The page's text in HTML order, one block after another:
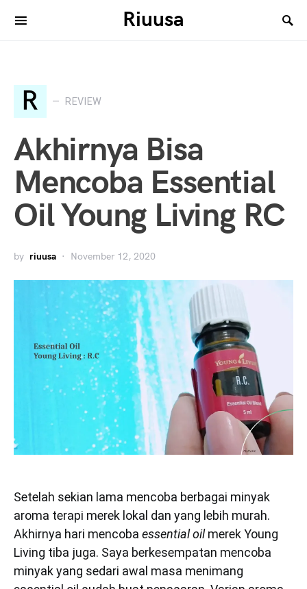
Riuusa
Search for:
R REVIEW
Akhirnya Bisa
Mencoba Essential
Oil Young Living RC
by riuusa November 12, 2020
Setelah sekian lama mencoba berbagai minyak
aroma terapi merek lokal dan yang lebih murah.
Akhirnya hari mencoba essential oilmerek Young
Living tiba juga. Saya berkesempatan mencoba
minyak yang sedari awal masa menimang